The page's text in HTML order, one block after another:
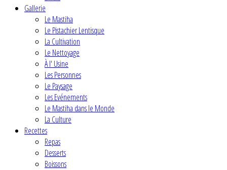
Gallerie
Le Mastiha
Le Pistachier Lentisque
La Cultivation
Le Nettoyage
À l' Usine
Les Personnes
Le Paysage
Les Evénements
Le Mastiha dans le Monde
La Culture
Recettes
Repas
Desserts
Boissons